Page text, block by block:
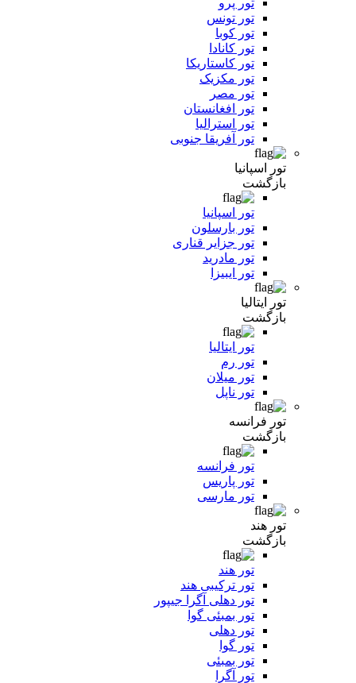
تور پرو
تور تونس
تور کوبا
تور کانادا
تور کاستاریکا
تور مکزیک
تور مصر
تور افغانستان
تور استرالیا
تور آفریقا جنوبی
تور اسپانیا
بازگشت
تور اسپانیا
تور بارسلون
تور جزایر قناری
تور مادرید
تور ایبیزا
تور ایتالیا
بازگشت
تور ایتالیا
تور رم
تور میلان
تور ناپل
تور فرانسه
بازگشت
تور فرانسه
تور پاریس
تور مارسی
تور هند
بازگشت
تور هند
تور ترکیبی هند
تور دهلی آگرا جیپور
تور بمبئی گوا
تور دهلی
تور گوا
تور بمبئی
تور آگرا